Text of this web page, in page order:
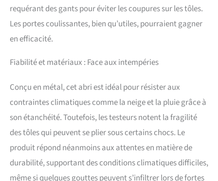
requérant des gants pour éviter les coupures sur les tôles.
Les portes coulissantes, bien qu’utiles, pourraient gagner
en efficacité.
Fiabilité et matériaux : Face aux intempéries
Conçu en métal, cet abri est idéal pour résister aux
contraintes climatiques comme la neige et la pluie grâce à
son étanchéité. Toutefois, les testeurs notent la fragilité
des tôles qui peuvent se plier sous certains chocs. Le
produit répond néanmoins aux attentes en matière de
durabilité, supportant des conditions climatiques difficiles,
même si quelques gouttes peuvent s’infiltrer lors de fortes